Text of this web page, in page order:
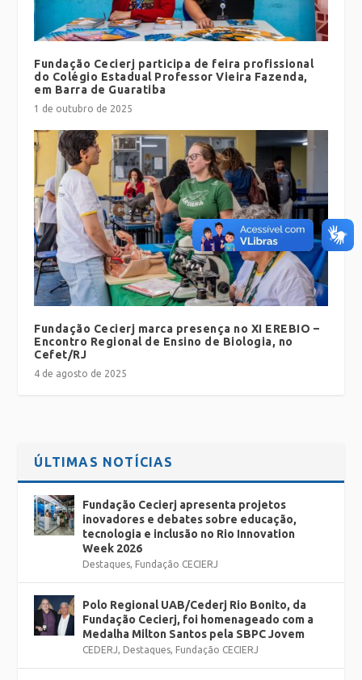
Fundação Cecierj participa de feira profissional
do Colégio Estadual Professor Vieira Fazenda,
em Barra de Guaratiba
1 de outubro de 2025
Fundação Cecierj marca presença no XI EREBIO –
Encontro Regional de Ensino de Biologia, no
Cefet/RJ
4 de agosto de 2025
ÚLTIMAS NOTÍCIAS
Fundação Cecierj apresenta projetos
inovadores e debates sobre educação,
tecnologia e inclusão no Rio Innovation
Week 2026
Destaques Fundação CECIERJ
Polo Regional UAB/Cederj Rio Bonito, da
Fundação Cecierj, foi homenageado com a
Medalha Milton Santos pela SBPC Jovem
CEDERJ Destaques Fundação CECIERJ